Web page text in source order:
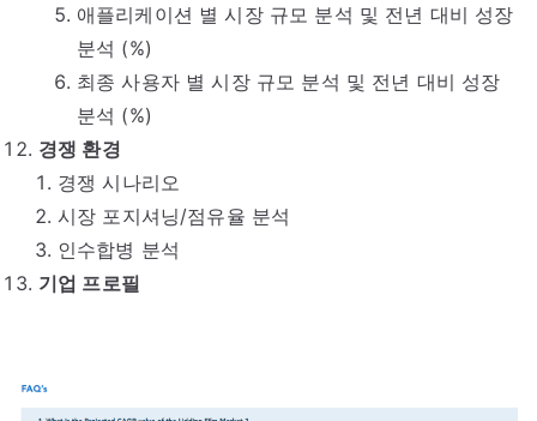
애플리케이션 별 시장 규모 분석 및 전년 대비 성장
분석 (%)
최종 사용자 별 시장 규모 분석 및 전년 대비 성장
분석 (%)
경쟁 환경
경쟁 시나리오
시장 포지셔닝/점유율 분석
인수합병 분석
기업 프로필